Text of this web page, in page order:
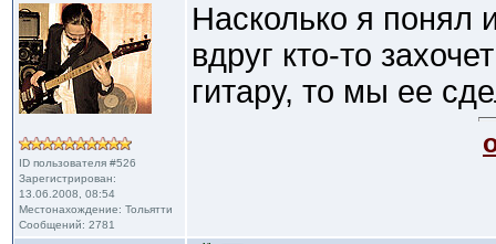
ID пользователя #526
Зарегистрирован:
13.06.2008, 08:54
Местонахождение: Тольятти
Сообщений: 2781
Насколько я понял
вдруг кто-то
гитару, то мы ее